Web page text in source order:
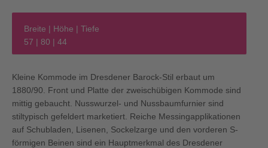
Breite | Höhe | Tiefe
57 | 80 | 44
Kleine Kommode im Dresdener Barock-Stil erbaut um
1880/90. Front und Platte der zweischübigen Kommode sind
mittig gebaucht. Nusswurzel- und Nussbaumfurnier sind
stiltypisch gefeldert marketiert. Reiche Messingapplikationen
auf Schubladen, Lisenen, Sockelzarge und den vorderen S-
förmigen Beinen sind ein Hauptmerkmal des Dresdener